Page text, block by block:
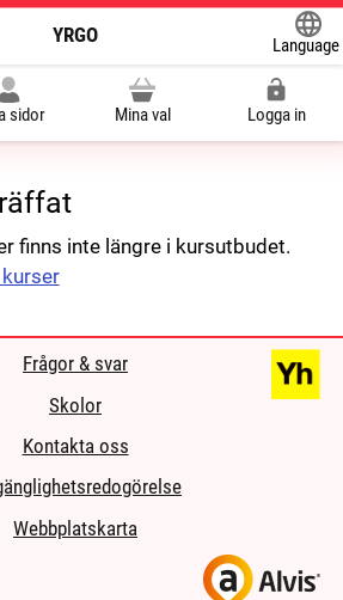
YRGO
Language
sidor Mina val Logga in
finns inte längre i kursutbudet.
Frågor & svar
Skolor
Kontakta oss
Webbplatskarta